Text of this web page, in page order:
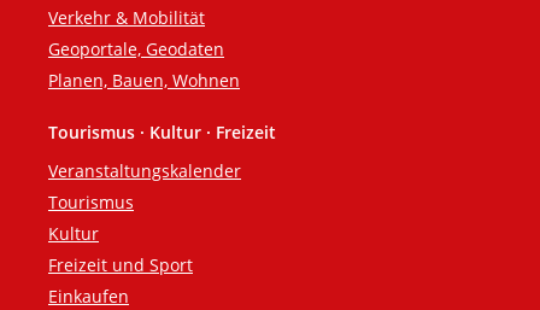
Verkehr & Mobilität
Geoportale, Geodaten
Planen, Bauen, Wohnen
Tourismus · Kultur · Freizeit
Veranstaltungskalender
Tourismus
Kultur
Freizeit und Sport
Einkaufen